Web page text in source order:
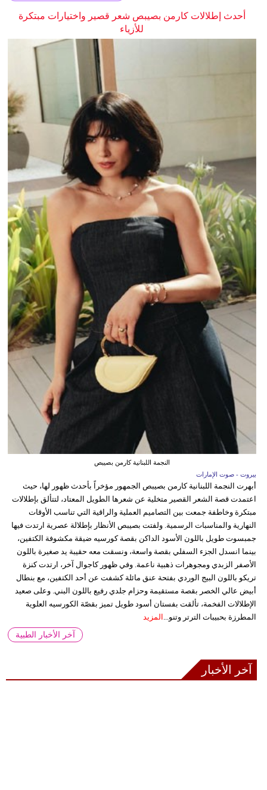
أحدث إطلالات كارمن بصيبص شعر قصير واختيارات مبتكرة
للأزياء
النجمة اللبنانية كارمن بصيبص
بيروت - صوت الإمارات
أبهرت النجمة اللبنانية كارمن بصيبص الجمهور مؤخراً بأحدث ظهور لها، حيث
اعتمدت قصة الشعر القصير متخلية عن شعرها الطويل المعتاد، لتتألق بإطلالات
مبتكرة وخاطفة جمعت بين التصاميم العملية والراقية التي تناسب الأوقات
النهارية والمناسبات الرسمية. ولفتت بصيبص الأنظار بإطلالة عصرية ارتدت فيها
جمبسوت طويل باللون الأسود الداكن بقصة كورسيه ضيقة مكشوفة الكتفين،
بينما انسدل الجزء السفلي بقصة واسعة، ونسقت معه حقيبة يد صغيرة باللون
الأصفر الزبدي ومجوهرات ذهبية ناعمة. وفي ظهور كاجوال آخر، ارتدت كنزة
تريكو باللون البيج الوردي بفتحة عنق مائلة كشفت عن أحد الكتفين، مع بنطال
أبيض عالي الخصر بقصة مستقيمة وحزام جلدي رفيع باللون البني. وعلى صعيد
الإطلالات الفخمة، تألقت بفستان أسود طويل تميز بقصّة الكورسيه العلوية
المطرزة بحبيبات الترتر وتنو... المزيد
آخر الأخبار الطبية
آخر الأخبار